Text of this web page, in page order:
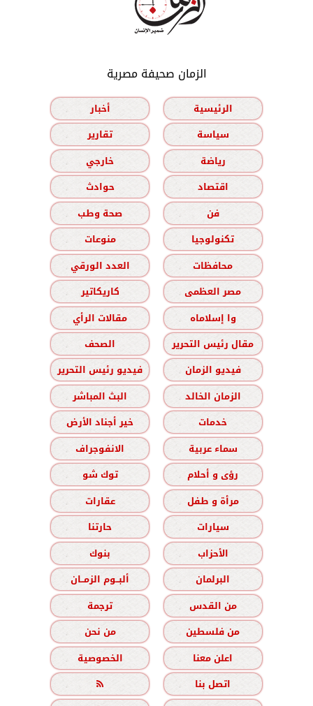
الزمان صحيفة مصرية
الرئيسية
أخبار
سياسة
تقارير
رياضة
خارجي
اقتصاد
حوادث
فن
صحة وطب
تكنولوجيا
منوعات
محافظات
العدد الورقي
مصر العظمى
كاريكاتير
وا إسلاماه
مقالات الرأي
مقال رئيس التحرير
الصحف
فيديو الزمان
فيديو رئيس التحرير
الزمان الخالد
البث المباشر
خدمات
خير أجناد الأرض
سماء عربية
الانفوجراف
رؤى و أحلام
توك شو
مرأة و طفل
عقارات
سيارات
حارتنا
الأحزاب
بنوك
البرلمان
ألبــوم الزمــان
من القدس
ترجمة
من فلسطين
من نحن
اعلن معنا
الخصوصية
اتصل بنا
